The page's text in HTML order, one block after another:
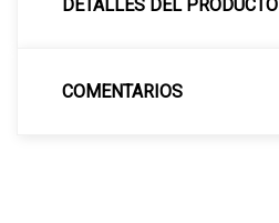
DETALLES DEL PRODUCTO
COMENTARIOS